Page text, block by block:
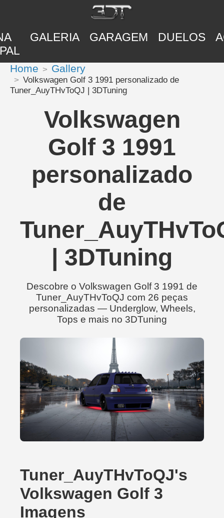
GALERIA GARAGEM DUELOS
Home Gallery
Volkswagen Golf 3 1991 personalizado de
Tuner_AuyTHvToQJ | 3DTuning
Volkswagen
Golf 3 1991
personalizado
de
| 3DTuning
Descobre o Volkswagen Golf 3 1991 de
Tuner_AuyTHvToQJ com 26 peças
personalizadas — Underglow, Wheels,
Tops e mais no 3DTuning
Tuner_AuyTHvToQJ's
Volkswagen Golf 3
Imagens